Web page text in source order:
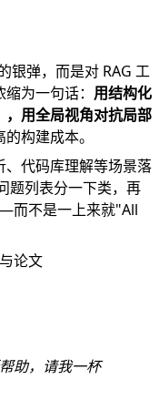
银弹，而是对 RAG 工
为一句话： 用结构化
，用全局视角对抗局部
构建成本。
代码库理解等场景落
题列表分一下类，再
而不是一上来就"All
与论文
助，请我一杯